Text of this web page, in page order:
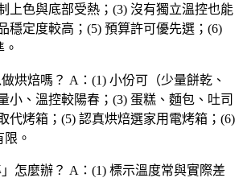
上色與底部受熱；(3) 沒有獨立溫控也能
穩定度較高；(5) 預算許可優先選；(6)
烘焙嗎？ A：(1) 小份可（少量餅乾、
小、溫控較陽春；(3) 蛋糕、麵包、吐司
代烤箱；(5) 認真烘焙選家用電烤箱；(6)
。
」怎麼辦？ A：(1) 標示溫度常與實際差